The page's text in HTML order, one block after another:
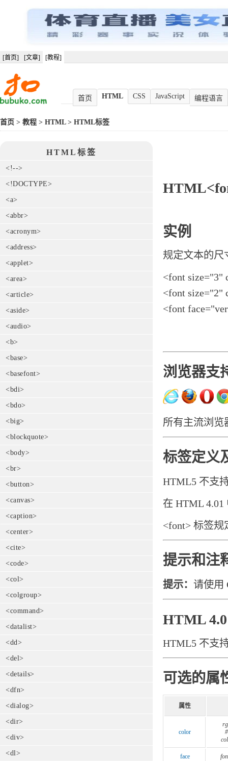
[首页] [文章] [教程]
首页 HTML CSS JavaScript 编程语言
首页 > 教程 > HTML> HTML标签
HTML标签
<!-->
<!DOCTYPE>
<a>
<abbr>
<acronym>
<address>
<applet>
<area>
<article>
<aside>
<audio>
<b>
<base>
<basefont>
<bdi>
<bdo>
<big>
<blockquote>
<body>
<br>
<button>
<canvas>
<caption>
<center>
<cite>
<code>
<col>
<colgroup>
<command>
<datalist>
<dd>
<del>
<details>
<dfn>
<dialog>
<dir>
<div>
<dl>
实例
规定文本的尺
<font size="3"
<font size="2"
<font
浏览器支
所有主流浏览
标签定义
HTML5 不支
在 HTML
<font> 标签
提示和注
提示： 请使用
HTML
HTML5 不支
可选的属
属性
color
face